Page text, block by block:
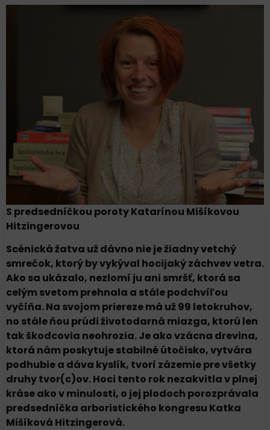
S predsedníčkou poroty Katarínou Mišíkovou
Hitzingerovou
Scénická žatva už dávno nie je žiadny vetchý
smrečok, ktorý by vykýval hocijaký záchvev vetra.
Ako sa ukázalo, nezlomí ju ani smršť, ktorá sa
celým svetom prehnala a stále podchvíľou
vyčíňa. Na svojom priereze má už 99 letokruhov,
no stále ňou prúdi životodarná miazga, ktorú len
tak škodcovia neohrozia. Je ako vzácna drevina,
ktorá nám poskytuje stabilné útočisko, vytvára
podhubie a dáva kyslík, tvorí zázemie pre všetky
druhy tvor(c)ov. Hoci tento rok nezakvitla v plnej
kráse ako v minulosti, o jej plodoch porozprávala
predsedníčka arboristického kongresu Katka
Mišíková Hitzingerová.